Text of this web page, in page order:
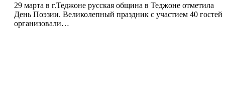
29 марта в г.Теджоне русская община в Теджоне отметила
День Поэзии. Великолепный праздник с участием 40 гостей
организовали…